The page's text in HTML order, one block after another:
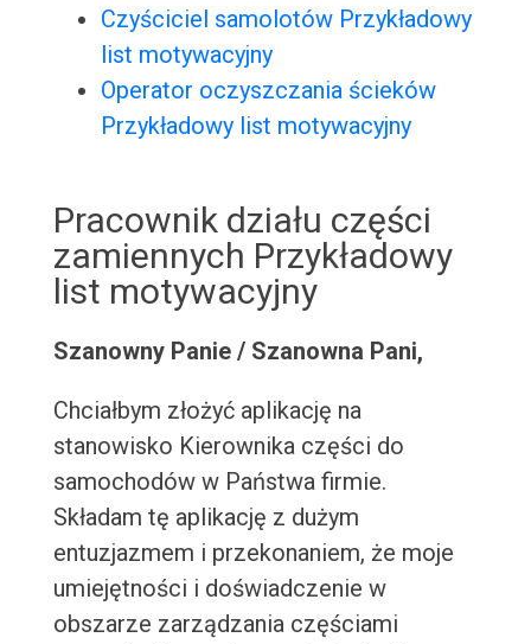
Czyściciel samolotów Przykładowy
list motywacyjny
Operator oczyszczania ścieków
Przykładowy list motywacyjny
Pracownik działu części
zamiennych Przykładowy
list motywacyjny
Szanowny Panie / Szanowna Pani,
Chciałbym złożyć aplikację na
stanowisko Kierownika części do
samochodów w Państwa firmie.
Składam tę aplikację z dużym
entuzjazmem i przekonaniem, że moje
umiejętności i doświadczenie w
obszarze zarządzania częściami